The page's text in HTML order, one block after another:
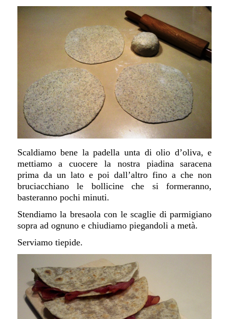
Scaldiamo bene la padella unta di olio d’oliva, e
mettiamo a cuocere la nostra piadina saracena
prima da un lato e poi dall’altro fino a che non
bruciacchiano le bollicine che si formeranno,
basteranno pochi minuti.
Stendiamo la bresaola con le scaglie di parmigiano
sopra ad ognuno e chiudiamo piegandoli a metà.
Serviamo tiepide.